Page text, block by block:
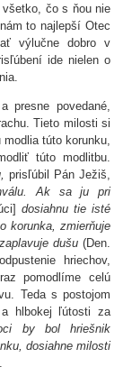
čo s ňou nie
to najlepší Otec
výlučne dobro v
ide nielen o
presne povedané,
Tieto milosti si
túto korunku,
túto modlitbu.
prisľúbil Pán Ježiš,
Ak sa ju pri
dosiahnu tie isté
korunka, zmierňuje
dušu(Den.
hriechov,
pomodlíme celú
Teda s postojom
hlbokej ľútosti za
by bol hriešnik
dosiahne milosti